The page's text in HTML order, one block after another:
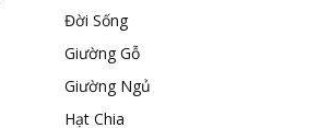
Đời Sống
Giường Gỗ
Giường Ngủ
Hạt Chia